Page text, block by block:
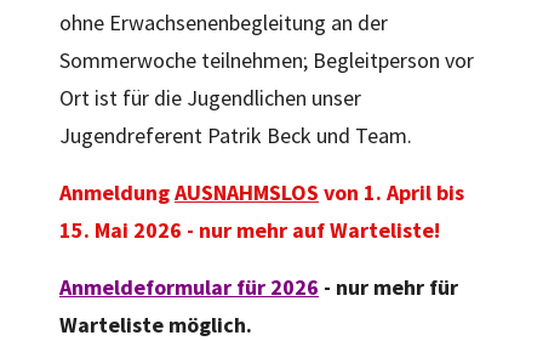
ohne Erwachsenenbegleitung an der
Sommerwoche teilnehmen; Begleitperson vor
Ort ist für die Jugendlichen unser
Jugendreferent Patrik Beck und Team.
AnmeldungAUSNAHMSLOS von 1. April bis
15. Mai 2026 - nur mehr auf Warteliste!
Anmeldeformular für 2026 - nur mehr für
Warteliste möglich.